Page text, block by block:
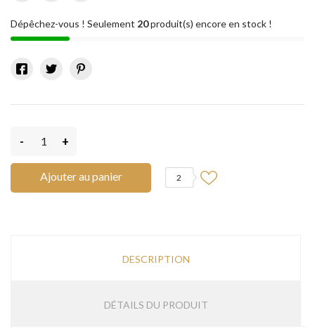
Dépêchez-vous ! Seulement 20produit(s) encore en stock !
- +
Ajouter au panier 2
DESCRIPTION
DÉTAILS DU PRODUIT